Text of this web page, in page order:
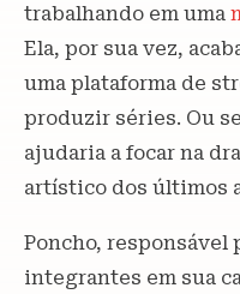
trabalhando em uma
Ela, por sua vez,
uma plataforma de
produzir séries. Ou
ajudaria a focar na
artístico dos últimos
Poncho, responsável
integrantes em sua